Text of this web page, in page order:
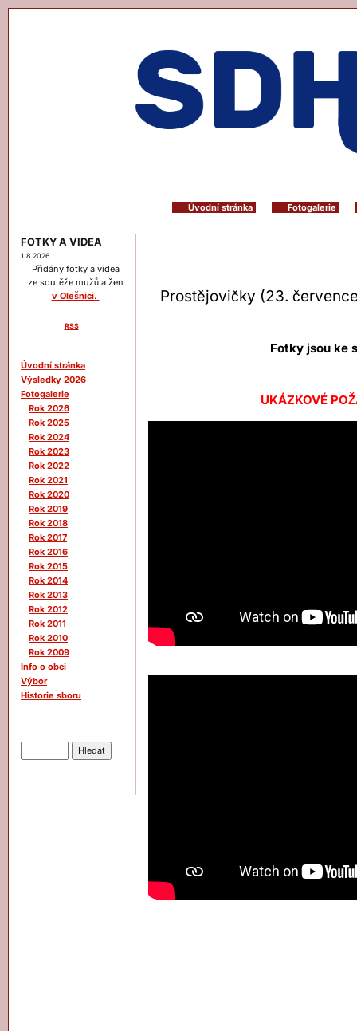
Úvodní stránka Fotogalerie
FOTKY A VIDEA
1.8.2026
Přidány fotky a videa
ze soutěže mužů a žen
v Olešnici.
RSS
Úvodní stránka
Výsledky 2026
Fotogalerie
Rok 2026
Rok 2025
Rok 2024
Rok 2023
Rok 2022
Rok 2021
Rok 2020
Rok 2019
Rok 2018
Rok 2017
Rok 2016
Rok 2015
Rok 2014
Rok 2013
Rok 2012
Rok 2011
Rok 2010
Rok 2009
Info o obci
Výbor
Historie sboru
Prostějovičky (23.
Fotky jsou ke
UKÁZKOVÉ